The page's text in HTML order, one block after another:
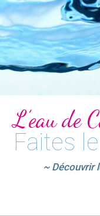
L’eau de
Faites
~ Découvrir